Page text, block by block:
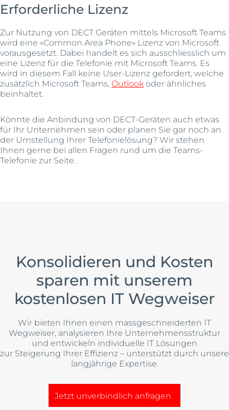
Erforderliche Lizenz
Zur Nutzung von DECT Geräten mittels Microsoft Teams
wird eine «Common Area Phone» Lizenz von Microsoft
vorausgesetzt. Dabei handelt es sich ausschliesslich um
eine Lizenz für die Telefonie mit Microsoft Teams. Es
wird in diesem Fall keine User-Lizenz gefordert, welche
zusätzlich Microsoft Teams, Outlookoder ähnliches
beinhaltet.
Könnte die Anbindung von DECT-Geräten auch etwas
für Ihr Unternehmen sein oder planen Sie gar noch an
der Umstellung Ihrer Telefonielösung? Wir stehen
Ihnen gerne bei allen Fragen rund um die Teams-
Telefonie zur Seite.
Konsolidieren und Kosten
sparen mit unserem
kostenlosen IT Wegweiser
Wir bieten Ihnen einen massgeschneiderten IT
Wegweiser, analysieren Ihre Unternehmensstruktur
und entwickeln individuelle IT Lösungen
zur Steigerung Ihrer Effizienz – unterstützt durch unsere
langjährige Expertise.
Jetzt unverbindlich anfragen